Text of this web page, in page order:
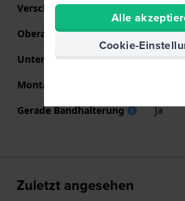
Verschlussfarbe
Silber
Oberarmbandlänge (mm)
75
Unterarmbandlänge (mm)
115
Montagetyp
Gerade Bandhalterung
Ja
Zuletzt angesehen
Alle
Cookie-